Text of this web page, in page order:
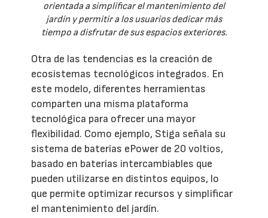
orientada a simplificar el mantenimiento del
jardín y permitir a los usuarios dedicar más
tiempo a disfrutar de sus espacios exteriores.
Otra de las tendencias es la creación de
ecosistemas tecnológicos integrados. En
este modelo, diferentes herramientas
comparten una misma plataforma
tecnológica para ofrecer una mayor
flexibilidad. Como ejemplo, Stiga señala su
sistema de baterías ePower de 20 voltios,
basado en baterías intercambiables que
pueden utilizarse en distintos equipos, lo
que permite optimizar recursos y simplificar
el mantenimiento del jardín.